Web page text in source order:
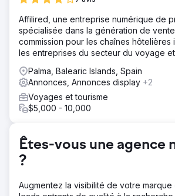
Affilired, une entreprise numérique de
spécialisée dans la génération de
commission pour les chaînes hôtelières
les entreprises du secteur du voyage
Palma, Balearic Islands, Spain
Annonces, Annonces display +2
Voyages et tourisme
$5,000 - 10,000
Êtes-vous une agence
?
Augmentez la visibilité de votre